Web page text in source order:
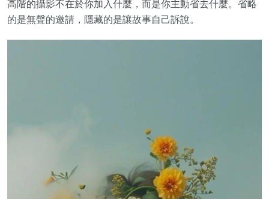
高階的攝影不在於你加入什麼，而是你主動省去什麼。省略
的是無聲的邀請，隱藏的是讓故事自己訴說。